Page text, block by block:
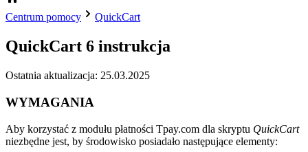
Centrum pomocy QuickCart
QuickCart 6 instrukcja
Ostatnia aktualizacja: 25.03.2025
WYMAGANIA
Aby korzystać z modułu płatności Tpay.com dla skryptu QuickCart
niezbędne jest, by środowisko posiadało następujące elementy: